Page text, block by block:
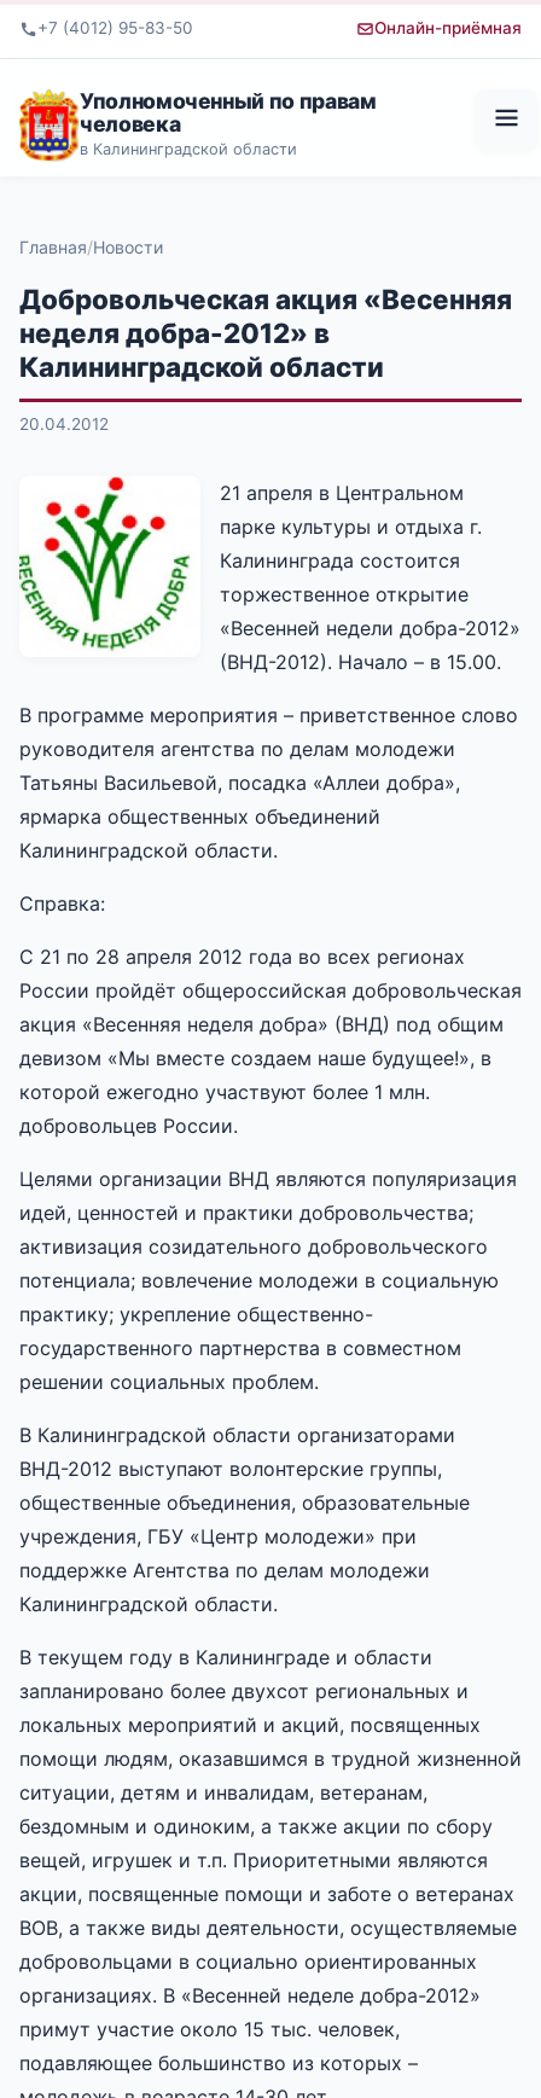
+7 (4012) 95-83-50 Онлайн-приёмная
Уполномоченный по правам
человека
в Калининградской области
Главная Новости
Добровольческая акция «Весенняя
неделя добра-2012» в
Калининградской области
20.04.2012
21 апреля в Центральном
парке культуры и отдыха г.
Калининграда состоится
торжественное открытие
«Весенней недели добра-2012»
(ВНД-2012). Начало – в 15.00.
В программе мероприятия – приветственное слово
руководителя агентства по делам молодежи
Татьяны Васильевой, посадка «Аллеи добра»,
ярмарка общественных объединений
Калининградской области.
Справка:
С 21 по 28 апреля 2012 года во всех регионах
России пройдёт общероссийская добровольческая
акция «Весенняя неделя добра» (ВНД) под общим
девизом «Мы вместе создаем наше будущее!», в
которой ежегодно участвуют более 1 млн.
добровольцев России.
Целями организации ВНД являются популяризация
идей, ценностей и практики добровольчества;
активизация созидательного добровольческого
потенциала; вовлечение молодежи в социальную
практику; укрепление общественно-
государственного партнерства в совместном
решении социальных проблем.
В Калининградской области организаторами
ВНД-2012 выступают волонтерские группы,
общественные объединения, образовательные
учреждения, ГБУ «Центр молодежи» при
поддержке Агентства по делам молодежи
Калининградской области.
В текущем году в Калининграде и области
запланировано более двухсот региональных и
локальных мероприятий и акций, посвященных
помощи людям, оказавшимся в трудной жизненной
ситуации, детям и инвалидам, ветеранам,
бездомным и одиноким, а также акции по сбору
вещей, игрушек и т.п. Приоритетными являются
акции, посвященные помощи и заботе о ветеранах
ВОВ, а также виды деятельности, осуществляемые
добровольцами в социально ориентированных
организациях. В «Весенней неделе добра-2012»
примут участие около 15 тыс. человек,
подавляющее большинство из которых –